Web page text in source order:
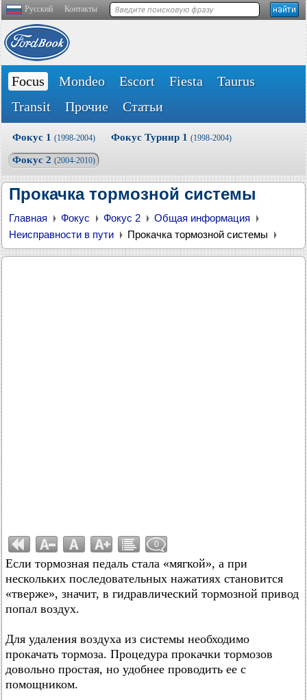
Русский Контакты
Focus Mondeo Escort Fiesta
Taurus
Transit
Прочие Статьи
Фокус 1 (1998-2004) Фокус Турнир 1 (1998-2004)
Фокус 2 (2004-2010)
Прокачка тормозной системы
Главная Фокус Фокус 2
Общая информация
Неисправности в пути
Прокачка тормозной системы
0
Если тормозная педаль стала «мягкой», а при
нескольких последовательных нажатиях становится
«тверже», значит, в гидравлический тормозной привод
попал воздух.
Для удаления воздуха из системы необходимо
прокачать тормоза. Процедура прокачки тормозов
довольно простая, но удобнее проводить ее с
помощником.